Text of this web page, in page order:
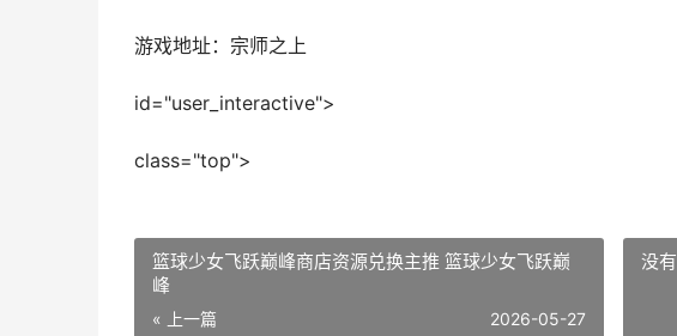
游戏地址：宗师之上
id="user_interactive">
class="top">
篮球少女飞跃巅峰商店资源兑换主推 篮球少女飞跃巅
峰
« 上一篇 2026-05-27
没有